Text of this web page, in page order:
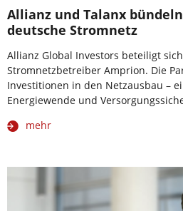
Allianz und Talanx
deutsche Stromnetz
Allianz Global Investors beteiligt
Stromnetzbetreiber Amprion. Die
Investitionen in den Netzausbau –
Energiewende und
mehr